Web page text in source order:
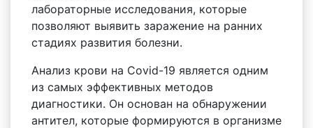
лабораторные исследования, которые
позволяют выявить заражение на ранних
стадиях развития болезни.
Анализ крови на Covid-19 является одним
из самых эффективных методов
диагностики. Он основан на обнаружении
антител, которые формируются в организме